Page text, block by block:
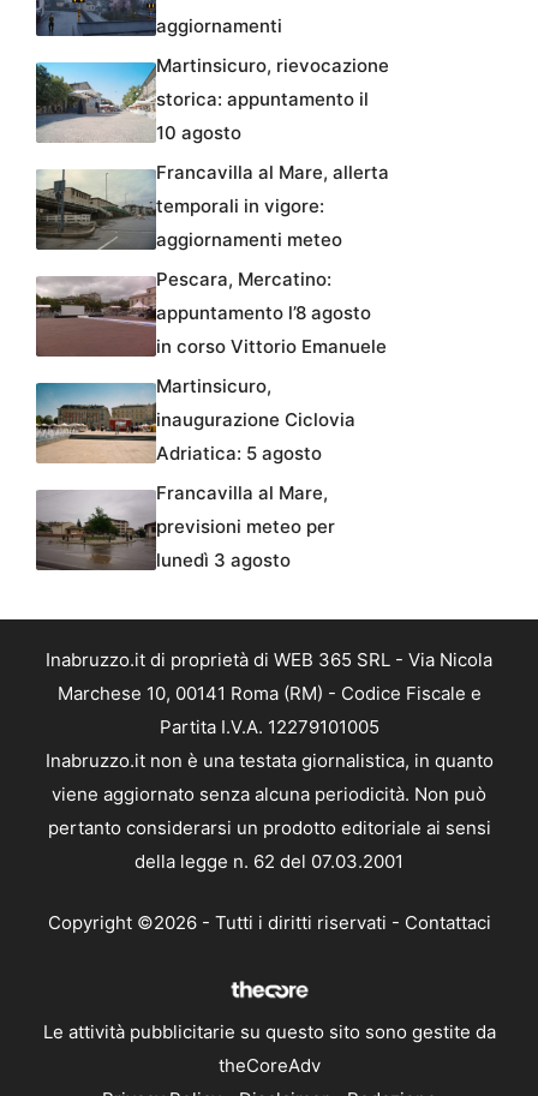
aggiornamenti
Martinsicuro, rievocazione
storica: appuntamento il
10 agosto
Francavilla al Mare, allerta
temporali in vigore:
aggiornamenti meteo
Pescara, Mercatino:
appuntamento l’8 agosto
in corso Vittorio Emanuele
Martinsicuro,
inaugurazione Ciclovia
Adriatica: 5 agosto
Francavilla al Mare,
previsioni meteo per
lunedì 3 agosto
Inabruzzo.it di proprietà di WEB 365 SRL - Via Nicola
Marchese 10, 00141 Roma (RM) - Codice Fiscale e
Partita I.V.A. 12279101005
Inabruzzo.it non è una testata giornalistica, in quanto
viene aggiornato senza alcuna periodicità. Non può
pertanto considerarsi un prodotto editoriale ai sensi
della legge n. 62 del 07.03.2001
Copyright ©2026 - Tutti i diritti riservati - Contattaci
Le attività pubblicitarie su questo sito sono gestite da
theCoreAdv